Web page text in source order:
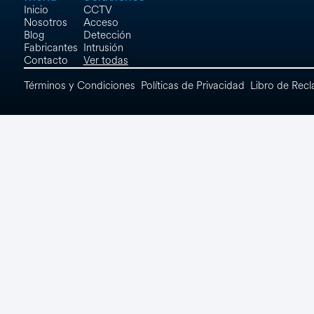
Networking
Ver Todos
Inicio
Nosotros
Blog
Fabricantes
Contacto
CCTV
Acceso
Detección
Intrusión
Ver todas
Términos y Condiciones Políticas de Privacidad Libro de